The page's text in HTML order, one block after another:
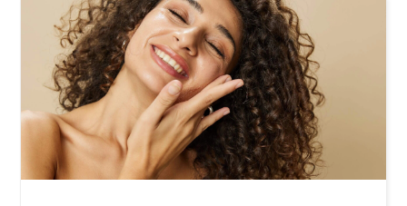
dannes naturlige probiotika og organiske syrer,
som siges at gavne fordøjelsen og styrke
immunsystemet. Med sine varierede
smagsvarianter og forfriskende bobler er
kombucha blevet et populært alternativ til
traditionelle sodavand og er nu en fast del af
hverdagen for mange sundhedsbevidste
mennesker.